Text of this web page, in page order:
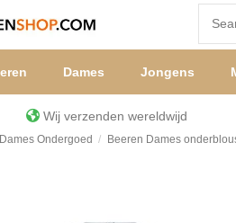
Dames Jongens
Wij verzenden
Ondergoed Beeren Dames